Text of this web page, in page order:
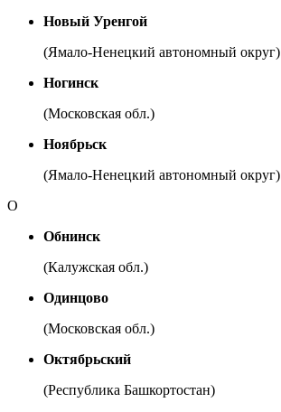
Новый Уренгой
(Ямало-Ненецкий автономный округ)
Ногинск
(Московская обл.)
Ноябрьск
(Ямало-Ненецкий автономный округ)
О
Обнинск
(Калужская обл.)
Одинцово
(Московская обл.)
Октябрьский
(Республика Башкортостан)